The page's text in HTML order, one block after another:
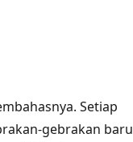
Setiap
gebrakan baru